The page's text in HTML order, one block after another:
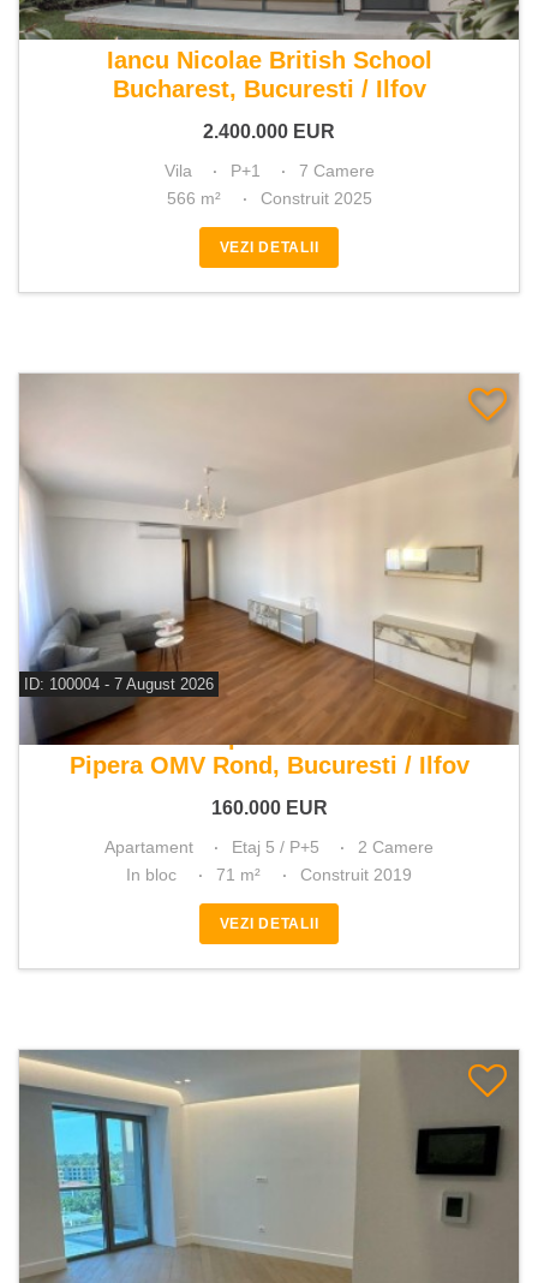
De vanzare vila 7 camere
Iancu Nicolae British School
Bucharest, Bucuresti / Ilfov
2.400.000 EUR
Vila P+1
7 Camere
566 m²
Construit 2025
VEZI DETALII
ID: 100004 - 7 August 2026
De vanzare apartament 2 camere
Pipera OMV Rond, Bucuresti / Ilfov
160.000 EUR
Apartament Etaj 5 / P+5
2 Camere
In bloc
71 m² Construit 2019
VEZI DETALII